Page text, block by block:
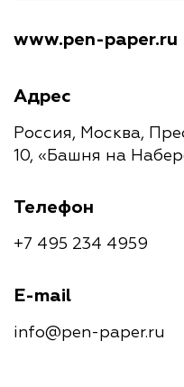
www.pen-paper.ru
Адрес
Россия, Москва,
10, «Башня на
Телефон
+7 495 234 4959
E-mail
info@pen-paper.ru